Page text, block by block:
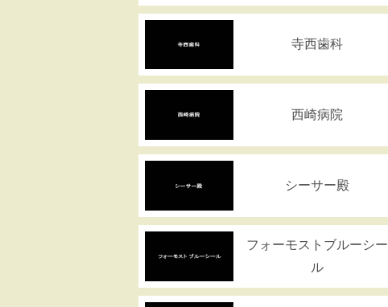
寺西歯科
西崎病院
シーサー殿
フォーモストブルーシー
ル